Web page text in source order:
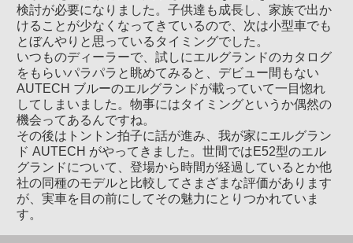
検討が必要になりました。子供達も成長し、家族で出か
けることが少なくなってきているので、次は小型車でも
とぼんやりと思っているタイミングでした。
いつものディーラーで、試しにエルグランドのカタログ
をもらいパラパラと眺めてみると、デビュー間もない
AUTECH ブルーのエルグランドが載っていて一目惚れ
してしまいました。物事にはタイミングというか偶然の
機会ってあるんですね。
その後はトントン拍子に話が進み、我が家にエルグラン
ド AUTECH がやってきました。世間ではE52型のエル
グランドについて、登場から時間が経過しているとか他
社の同種のモデルと比較してさまざまな評価があります
が、実車を目の前にしてその魅力にとりつかれていま
す。